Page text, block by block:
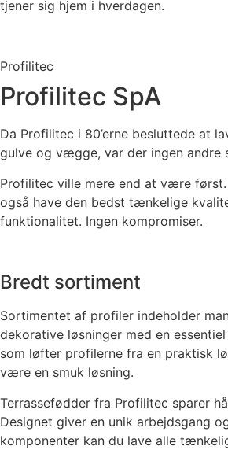
tjener sig hjem i hverdagen.
Profilitec
Profilitec SpA
Da Profilitec i 80’erne besluttede at
gulve og vægge, var der ingen andre
Profilitec ville mere end at være
også have den bedst tænkelige
funktionalitet. Ingen kompromiser.
Bredt sortiment
Sortimentet af profiler indeholder
dekorative løsninger med en
som løfter profilerne fra en praktisk
være en smuk løsning.
Terrassefødder fra Profilitec sparer
Designet giver en unik arbejdsgang
komponenter kan du lave alle